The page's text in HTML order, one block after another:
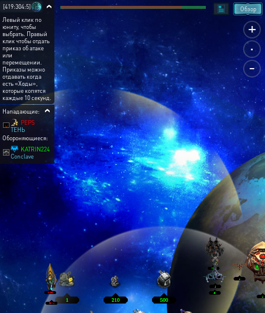
+
.
-
Обзор
[419:304:5]
Левый клик по
юниту, чтобы
выбрать. Правый
клик чтобы отдать
приказ об атаке
или
перемещении.
Приказы можно
отдавать когда
есть «Ходы»,
которые копятся
каждые 10 секунд.
Нападающие:
PEPS
ТЕНЬ
Обороняющиеся:
KATRIN224
Conclave